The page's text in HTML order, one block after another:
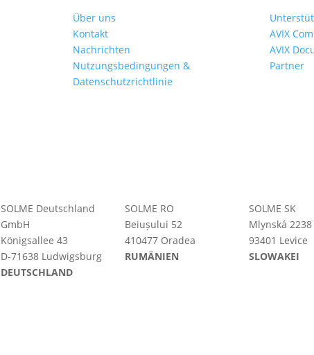
Über uns
Kontakt
Nachrichten
Nutzungsbedingungen &
Datenschutzrichtlinie
AVIX
AVIX
Partner
SOLME Deutschland
GmbH
Königsallee 43
D-71638 Ludwigsburg
DEUTSCHLAND
SOLME RO
Beiușului 52
410477 Oradea
RUMÄNIEN
SOLME SK
Mlynská 2238
93401 Levice
SLOWAKEI